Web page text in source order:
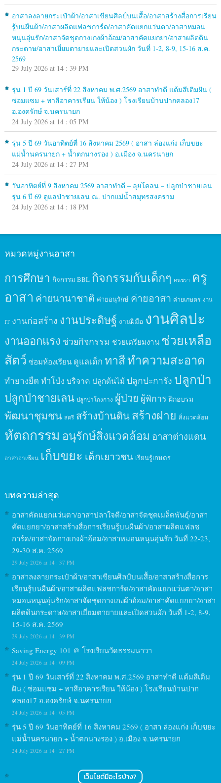
อาสาลงลายกระเป๋าผ้า/อาสาเขียนศิลป์บนเสื้อ/อาสาสร้างสื่อการเรียน
รู้บนผืนผ้า/อาสาผลิตแฟลชการ์ด/อาสาคัดแยกแว่นตา/อาสาหมอน
หนุนอุ่นรัก/อาสาจัดชุดกางเกงผ้าอ้อม/อาสาคัดแยกยา/อาสาผลิตดิน
กระดาษ/อาสาเยี่ยมตายายและเปิดสวนผัก วันที่ 1-2, 8-9, 15-16 ส.ค.
2569
29 July 2026 at 14 : 39 PM
รุ่น 1 ปี 69 วันเสาร์ที่ 22 สิงหาคม พ.ศ.2569 อาสาทำดี แต้มสีเติมฝัน (
ซ่อมแซม + ทาสีอาคารเรียน ให้น้อง ) โรงเรียนบ้านปากคลอง17
อ.องครักษ์ จ.นครนายก
24 July 2026 at 14 : 05 PM
รุ่น 5 ปี 69 วันอาทิตย์ที่ 16 สิงหาคม 2569 ( อาสา ล่องแก่ง เก็บขยะ
แม่น้ำนครนายก + น้ำตกนางรอง ) อ.เมือง จ.นครนายก
24 July 2026 at 14 : 27 PM
วันอาทิตย์ที่ 9 สิงหาคม 2569 อาสาทำดี – ลุยโคลน – ปลูกป่าชายเลน
รุ่น 6 ปี 69 ดูแลป่าชายเลน ณ. ปากแม่น้ำสมุทรสงคราม
24 July 2026 at 14 : 18 PM
หมวดหมู่งานอาสา
การศึกษา กิจกรรม BBL กิจกรรมกับเด็กๆ คนชรา ครู
อาสา ค่ายนานาชาติ ค่ายอนุรักษ์ ค่ายอาสา ค่ายเกษตร งาน
IT งานก่อสร้าง งานประดิษฐ์ งานฝีมือ งานศิลปะ
งานออกแรง ช่วยกิจกรรม ช่วยเตรียมงาน ช่วยเหลือ
สัตว์ ซ่อมห้องเรียน ดูแลเด็ก ทาสีทำความสะอาด
ทำยางยืด ทำโป่ง บริจาค ปลูกต้นไม้ ปลูกปะการัง ปลูกป่า
ปลูกป่าชายเลน ปลูกป่าโกงกาง ผู้ป่วย ผู้พิการ ฝึกอบรม
พัฒนาชุมชน สตรี สร้างบ้านดินสร้างฝาย สิ่งแวดล้อม
หัตถกรรม อนุรักษ์สิ่งแวดล้อม อาสาต่างแดน
อาสาอาเซียน เก็บขยะ เด็กเยาวชน เรียนรู้เกษตร
บทความล่าสุด
อาสาคัดแยกแว่นตา/อาสาปลาใจดี/อาสาจัดชุดเมล็ดพันธุ์/อาสา
คัดแยกยา/อาสาสร้างสื่อการเรียนรู้บนผืนผ้า/อาสาผลิตแฟลช
การ์ด/อาสาจัดกางเกงผ้าอ้อม/อาสาหมอนหนุนอุ่นรัก วันที่ 22-23,
29-30 ส.ค. 2569
29 July 2026 at 14 : 37 PM
อาสาลงลายกระเป๋าผ้า/อาสาเขียนศิลป์บนเสื้อ/อาสาสร้างสื่อการ
เรียนรู้บนผืนผ้า/อาสาผลิตแฟลชการ์ด/อาสาคัดแยกแว่นตา/อาสา
หมอนหนุนอุ่นรัก/อาสาจัดชุดกางเกงผ้าอ้อม/อาสาคัดแยกยา/อาสา
ผลิตดินกระดาษ/อาสาเยี่ยมตายายและเปิดสวนผัก วันที่ 1-2, 8-9,
15-16 ส.ค. 2569
29 July 2026 at 14 : 39 PM
Saving Energy 101 @ โรงเรียนวัดธรรมนาวา
24 July 2026 at 14 : 09 PM
รุ่น 1 ปี 69 วันเสาร์ที่ 22 สิงหาคม พ.ศ.2569 อาสาทำดี แต้มสีเติม
ฝัน ( ซ่อมแซม + ทาสีอาคารเรียน ให้น้อง ) โรงเรียนบ้านปาก
คลอง17 อ.องครักษ์ จ.นครนายก
24 July 2026 at 14 : 05 PM
รุ่น 5 ปี 69 วันอาทิตย์ที่ 16 สิงหาคม 2569 ( อาสา ล่องแก่ง เก็บขยะ
แม่น้ำนครนายก + น้ำตกนางรอง ) อ.เมือง จ.นครนายก
24 July 2026 at 14 : 27 PM
เว็บไซต์มีอะไรบ้าง?